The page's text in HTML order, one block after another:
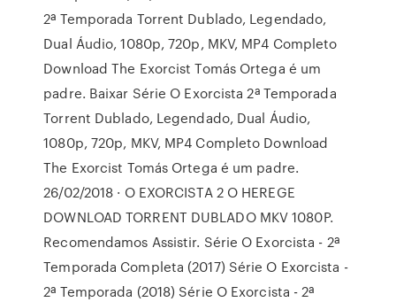
2ª Temporada Torrent Dublado, Legendado,
Dual Áudio, 1080p, 720p, MKV, MP4 Completo
Download The Exorcist Tomás Ortega é um
padre. Baixar Série O Exorcista 2ª Temporada
Torrent Dublado, Legendado, Dual Áudio,
1080p, 720p, MKV, MP4 Completo Download
The Exorcist Tomás Ortega é um padre.
26/02/2018 · O EXORCISTA 2 O HEREGE
DOWNLOAD TORRENT DUBLADO MKV 1080P.
Recomendamos Assistir. Série O Exorcista - 2ª
Temporada Completa (2017) Série O Exorcista -
2ª Temporada (2018) Série O Exorcista - 2ª